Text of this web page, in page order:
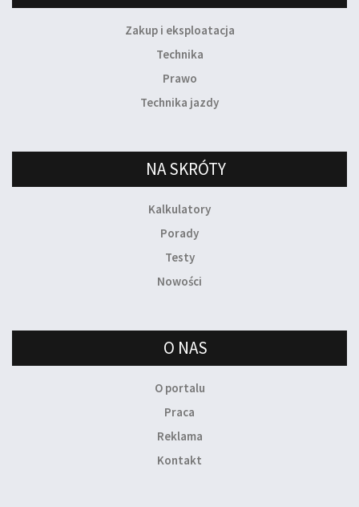
Zakup i eksploatacja
Technika
Prawo
Technika jazdy
NA SKRÓTY
Kalkulatory
Porady
Testy
Nowości
O NAS
O portalu
Praca
Reklama
Kontakt